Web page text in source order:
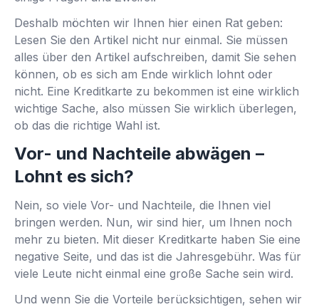
Deshalb möchten wir Ihnen hier einen Rat geben:
Lesen Sie den Artikel nicht nur einmal. Sie müssen
alles über den Artikel aufschreiben, damit Sie sehen
können, ob es sich am Ende wirklich lohnt oder
nicht. Eine Kreditkarte zu bekommen ist eine wirklich
wichtige Sache, also müssen Sie wirklich überlegen,
ob das die richtige Wahl ist.
Vor- und Nachteile abwägen –
Lohnt es sich?
Nein, so viele Vor- und Nachteile, die Ihnen viel
bringen werden. Nun, wir sind hier, um Ihnen noch
mehr zu bieten. Mit dieser Kreditkarte haben Sie eine
negative Seite, und das ist die Jahresgebühr. Was für
viele Leute nicht einmal eine große Sache sein wird.
Und wenn Sie die Vorteile berücksichtigen, sehen wir